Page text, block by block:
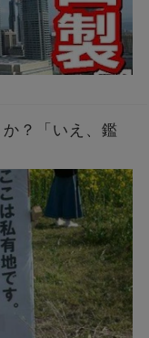
？「いえ、鑑